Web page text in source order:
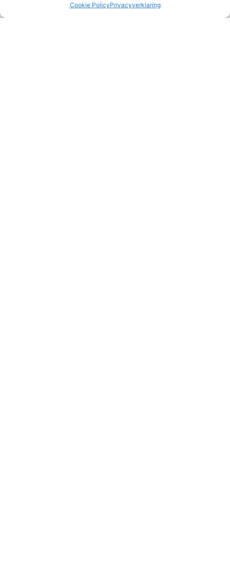
Cookie PolicyPrivacyverklaring
Découvrez comment Triox simplifie la facturation